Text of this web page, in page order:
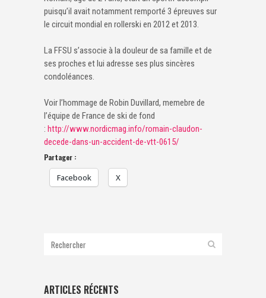
puisqu’il avait notamment remporté 3 épreuves sur
le circuit mondial en rollerski en 2012 et 2013.
La FFSU s’associe à la douleur de sa famille et de
ses proches et lui adresse ses plus sincères
condoléances.
Voir l’hommage de Robin Duvillard, memebre de
l’équipe de France de ski de fond
: http://www.nordicmag.info/romain-claudon-
decede-dans-un-accident-de-vtt-0615/
Partager :
Facebook X
ARTICLES RÉCENTS